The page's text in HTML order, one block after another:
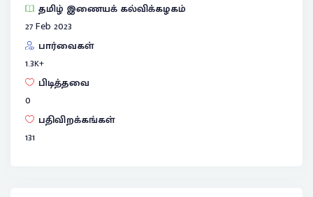
தமிழ் இணையக் கல்விக்கழகம்
27 Feb 2023
பார்வைகள்
1.3K+
பிடித்தவை
0
பதிவிறக்கங்கள்
131